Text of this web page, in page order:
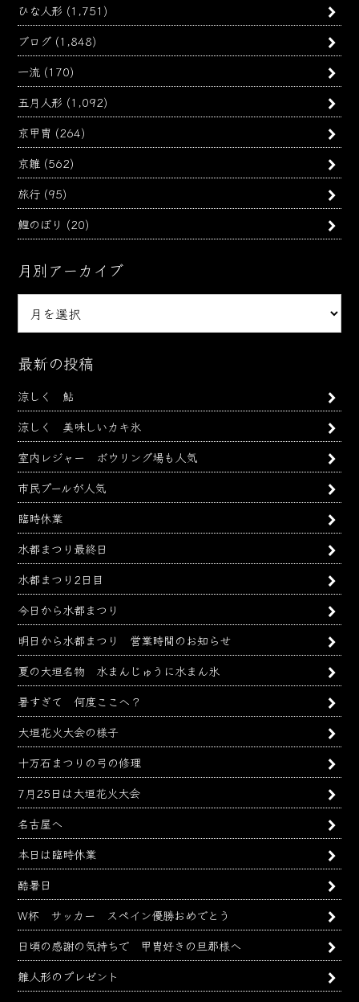
ひな人形 (1,751)
ブログ (1,848)
一流 (170)
五月人形 (1,092)
京甲冑 (264)
京雛 (562)
旅行 (95)
鯉のぼり (20)
月別アーカイブ
ー
イ
ブ
最新の投稿
涼しく 鮎
涼しく 美味しいカキ氷
室内レジャー ボウリング場も人気
市民プールが人気
臨時休業
水都まつり最終日
水都まつり2日目
今日から水都まつり
明日から水都まつり 営業時間のお知らせ
夏の大垣名物 水まんじゅうに水まん氷
暑すぎて 何度ここへ？
大垣花火大会の様子
十万石まつりの弓の修理
7月25日は大垣花火大会
名古屋へ
本日は臨時休業
酷暑日
W杯 サッカー スペイン優勝おめでとう
日頃の感謝の気持ちで 甲冑好きの旦那様へ
雛人形のプレゼント